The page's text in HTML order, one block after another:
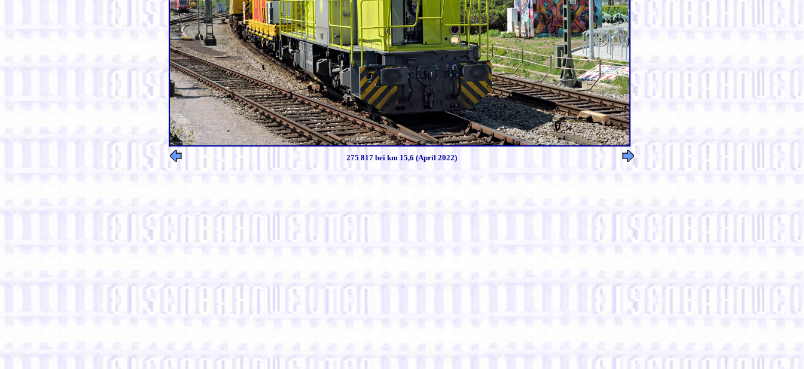
275 817 bei km 15,6 (April 2022)